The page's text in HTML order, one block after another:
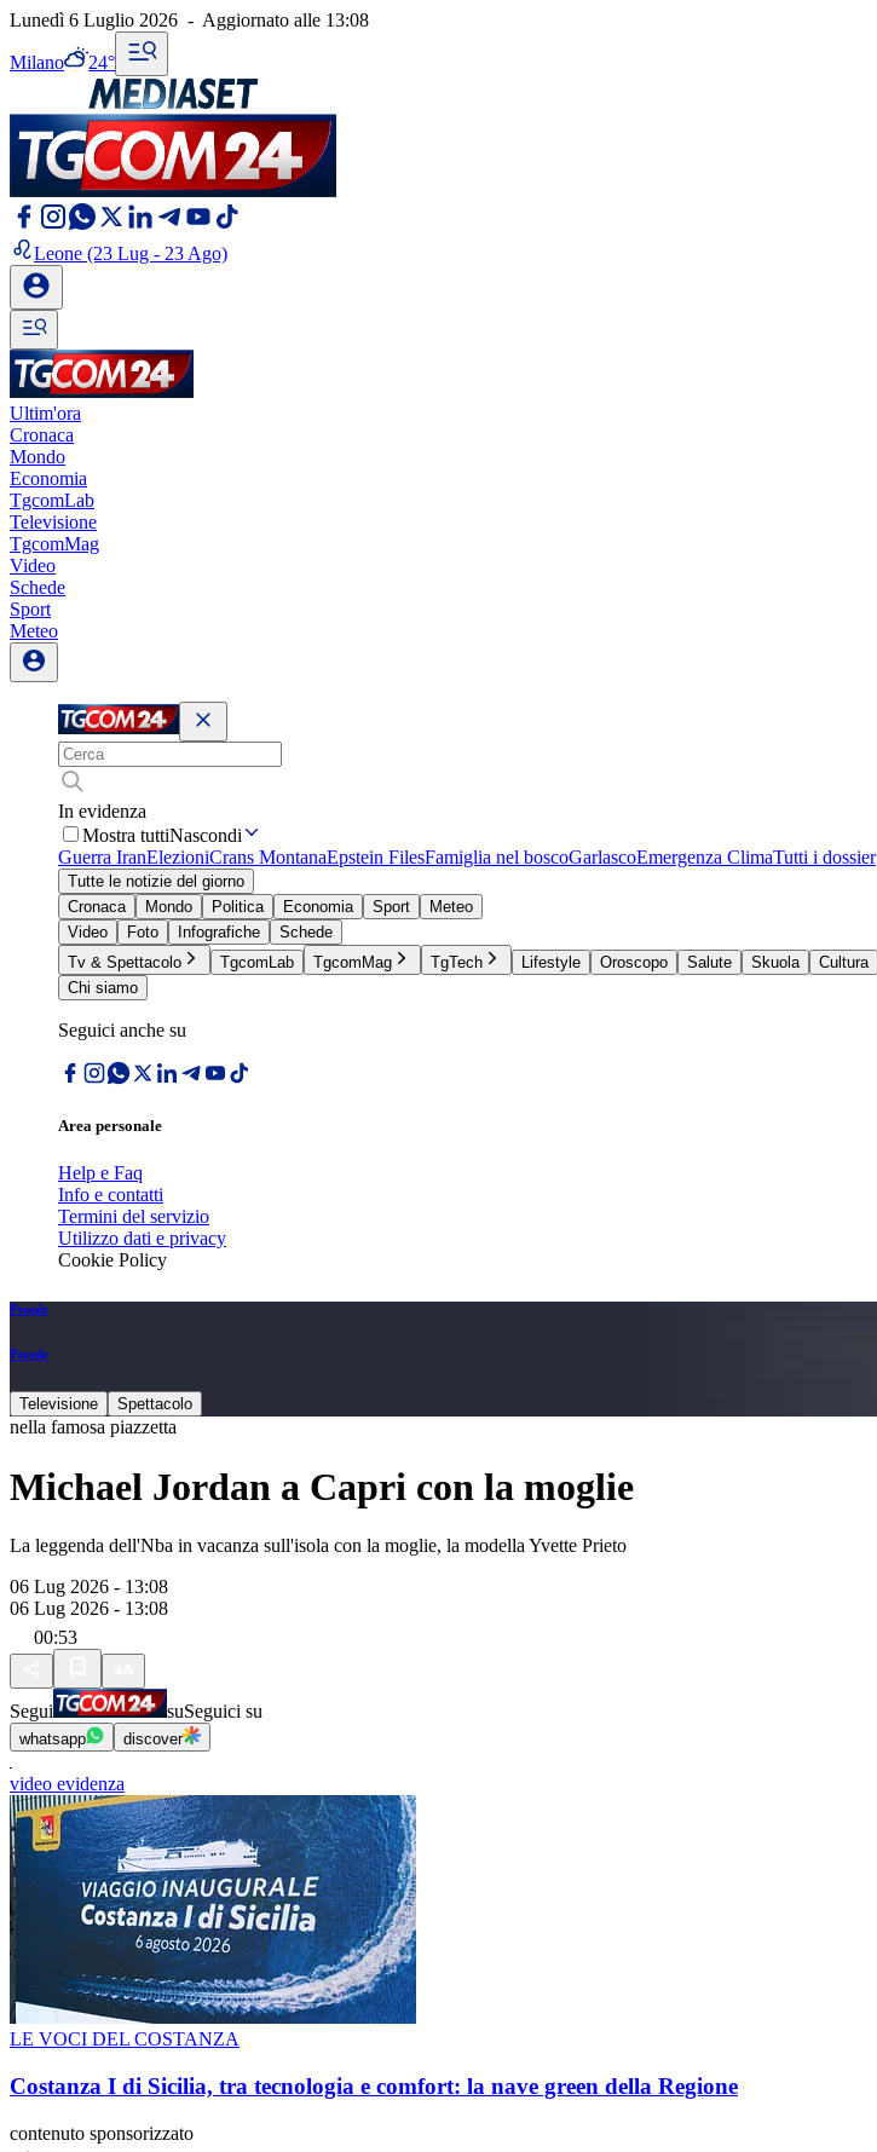
Lunedì 6 Luglio 2026 - Aggiornato alle 13:08
Milano 24°
Leone (23 Lug - 23 Ago)
Ultim'ora
Cronaca
Mondo
Economia
TgcomLab
Televisione
TgcomMag
Video
Schede
Sport
Meteo
In evidenza
Mostra tuttiNascondi
Guerra IranElezioniCrans MontanaEpstein FilesFamiglia nel boscoGarlascoEmergenza ClimaTutti i dossier
Tutte le notizie del giorno
Cronaca
Mondo Politica Economia Sport
Meteo
Video
Foto Infografiche
Schede
Tv & Spettacolo
TgcomLab TgcomMag TgTech Lifestyle Oroscopo Salute Skuola Cultura
Chi siamo
Seguici anche su
Area personale
Help e Faq
Info e contatti
Termini del servizio
Utilizzo dati e privacy
Cookie Policy
People
People
Televisione Spettacolo
nella famosa piazzetta
Michael Jordan a Capri con la moglie
La leggenda dell'Nba in vacanza sull'isola con la moglie, la modella Yvette Prieto
06 Lug 2026 - 13:08
06 Lug 2026 - 13:08
00:53
Segui suSeguici su
whatsapp discover
video evidenza
LE VOCI DEL COSTANZA
Costanza I di Sicilia, tra tecnologia e comfort: la nave green della Regione
contenuto sponsorizzato